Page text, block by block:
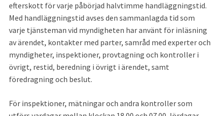
efterskott för varje påbörjad halvtimme handläggningstid.
Med handläggningstid avses den sammanlagda tid som
varje tjänsteman vid myndigheten har använt för inläsning
av ärendet, kontakter med parter, samråd med experter och
myndigheter, inspektioner, provtagning och kontroller i
övrigt, restid, beredning i övrigt i ärendet, samt
föredragning och beslut.
För inspektioner, mätningar och andra kontroller som